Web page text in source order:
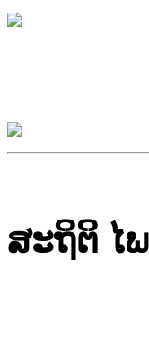
ສະຖິຕິ ໄ